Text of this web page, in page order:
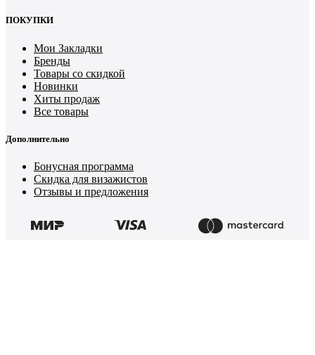
ПОКУПКИ
Мои Закладки
Бренды
Товары со скидкой
Новинки
Хиты продаж
Все товары
Дополнительно
Бонусная программа
Скидка для визажистов
Отзывы и предложения